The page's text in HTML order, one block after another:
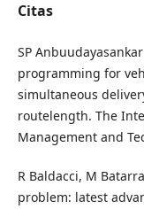
Citas
SP
programming for
simultaneous
routelength. The
Management and
R Baldacci, M
problem: latest